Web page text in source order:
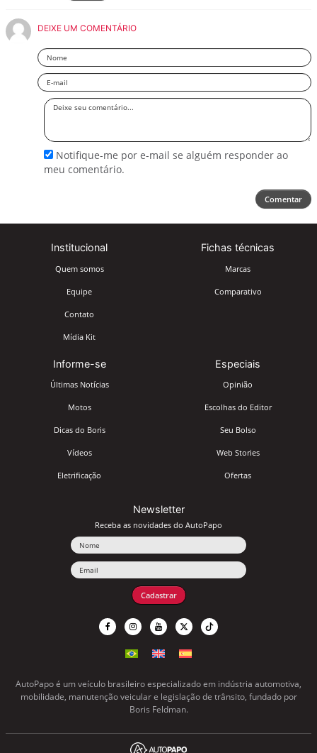
DEIXE UM COMENTÁRIO
Nome
Email
Deixe
Notifique-me por e-mail se alguém responder ao
meu comentário.
Comentar
Institucional
Quem somos
Equipe
Contato
Mídia Kit
Fichas técnicas
Marcas
Comparativo
Informe-se
Últimas Notícias
Motos
Dicas do Boris
Vídeos
Eletrificação
Especiais
Opinião
Escolhas do Editor
Seu Bolso
Web Stories
Ofertas
Newsletter
Receba as novidades do AutoPapo
Cadastrar
AutoPapo é um veículo brasileiro especializado em indústria automotiva,
mobilidade, manutenção veicular e legislação de trânsito, fundado por
Boris Feldman.